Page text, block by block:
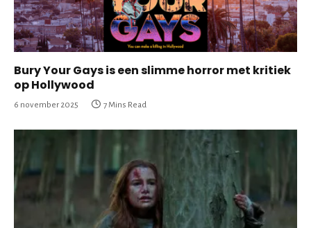
Bury Your Gays is een slimme horror met kritiek
op Hollywood
6 november 2025 7 Mins Read